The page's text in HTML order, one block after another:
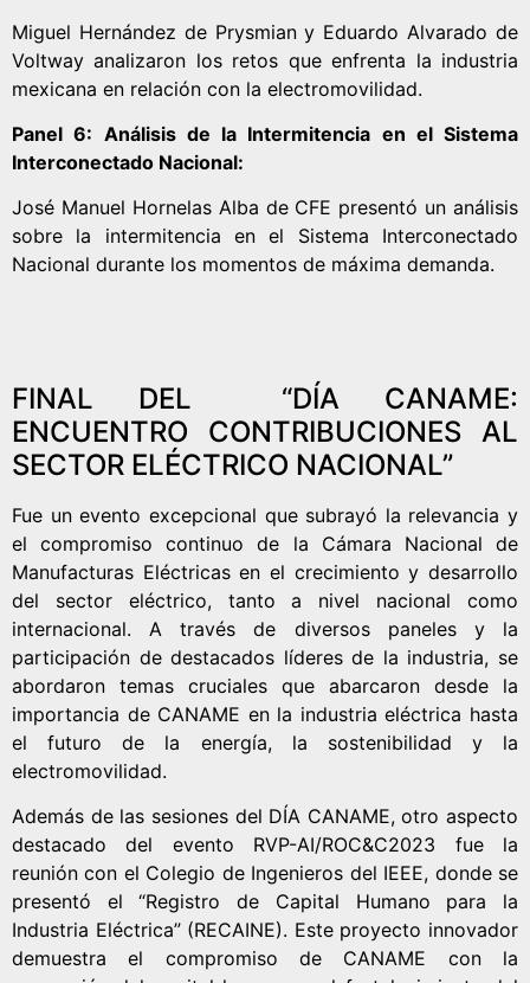
Miguel Hernández de Prysmian y Eduardo Alvarado de
Voltway analizaron los retos que enfrenta la industria
mexicana en relación con la electromovilidad.
Panel 6: Análisis de la Intermitencia en el Sistema
Interconectado Nacional:
José Manuel Hornelas Alba de CFE presentó un análisis
sobre la intermitencia en el Sistema Interconectado
Nacional durante los momentos de máxima demanda.
FINAL DEL “DÍA CANAME:
ENCUENTRO CONTRIBUCIONES AL
SECTOR ELÉCTRICO NACIONAL”
Fue un evento excepcional que subrayó la relevancia y
el compromiso continuo de la Cámara Nacional de
Manufacturas Eléctricas en el crecimiento y desarrollo
del sector eléctrico, tanto a nivel nacional como
internacional. A través de diversos paneles y la
participación de destacados líderes de la industria, se
abordaron temas cruciales que abarcaron desde la
importancia de CANAME en la industria eléctrica hasta
el futuro de la energía, la sostenibilidad y la
electromovilidad.
Además de las sesiones del DÍA CANAME, otro aspecto
destacado del evento RVP-AI/ROC&C2023 fue la
reunión con el Colegio de Ingenieros del IEEE, donde se
presentó el “Registro de Capital Humano para la
Industria Eléctrica” (RECAINE). Este proyecto innovador
demuestra el compromiso de CANAME con la